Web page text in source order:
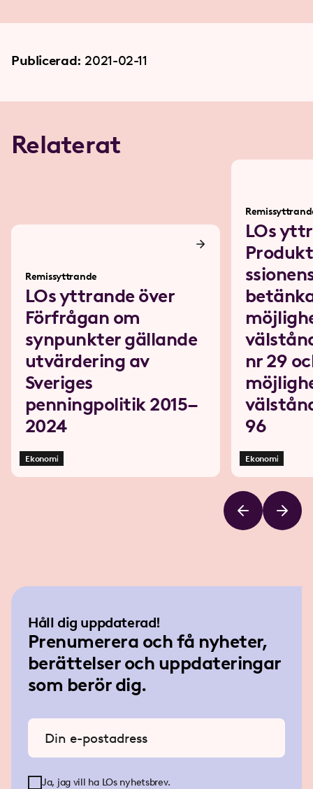
Publicerad: 2021-02-11
Relaterat
Remissyttrande
LOs yttrande över
Förfrågan om
synpunkter gällande
utvärdering av
Sveriges
penningpolitik 2015–
2024
Ekonomi
LOs
nr 29
96
Ekonomi
Håll dig uppdaterad!
Prenumerera och få nyheter,
berättelser och uppdateringar
som berör dig.
Ange din e-postadress
Ja, jag vill ha LOs nyhetsbrev.